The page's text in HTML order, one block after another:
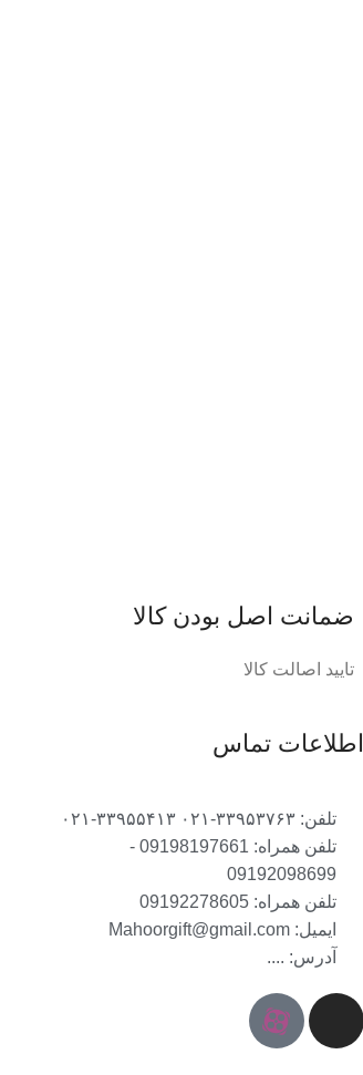
ضمانت اصل‌ بودن کالا
تایید اصالت کالا
اطلاعات تماس
تلفن: ۳۳۹۵۳۷۶۳-۰۲۱ ۳۳۹۵۵۴۱۳-۰۲۱
تلفن همراه: 09198197661 -
09192098699
تلفن همراه: 09192278605
ایمیل: Mahoorgift@gmail.com
آدرس: ....